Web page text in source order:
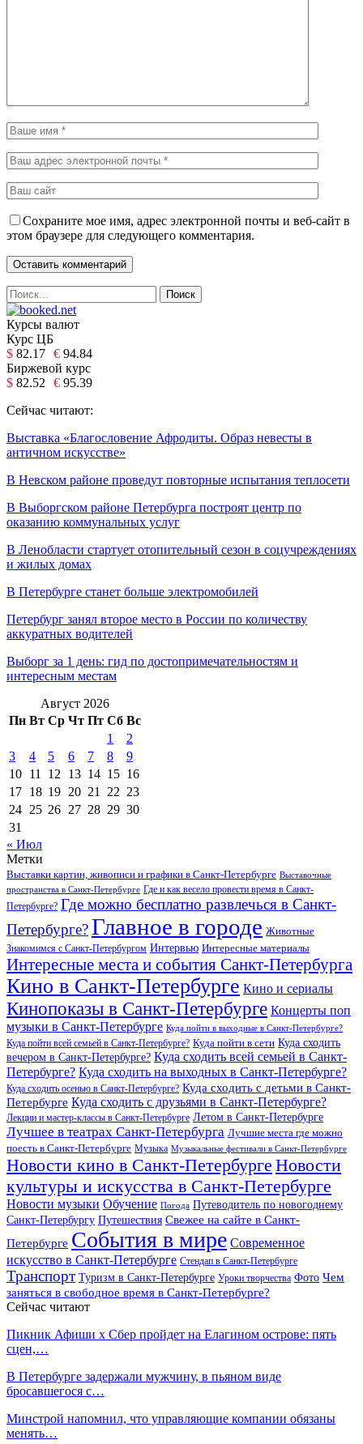
Сохраните мое имя, адрес электронной почты и веб-сайт в
этом браузере для следующего комментария.
Курсы валют
Курс ЦБ
$ 82.17 € 94.84
Биржевой курс
$ 82.52 € 95.39
Сейчас читают:
Выставка «Благословение Афродиты. Образ невесты в
античном искусстве»
В Невском районе проведут повторные испытания теплосети
В Выборгском районе Петербурга построят центр по
оказанию коммунальных услуг
В Ленобласти стартует отопительный сезон в соцучреждениях
и жилых домах
В Петербурге станет больше электромобилей
Петербург занял второе место в России по количеству
аккуратных водителей
Выборг за 1 день: гид по достопримечательностям и
интересным местам
Август 2026
Пн Вт Ср Чт Пт Сб Вс
1
2
3
4 5 6 7 8
9
10 11 12 13 14 15 16
17 18 19 20 21 22 23
24 25 26 27 28 29 30
31
« Июл
Метки
Выставки картин, живописи и графики в Санкт-Петербурге Выставочные
пространства в Санкт-Петербурге Где и как весело провести время в Санкт-
Петербурге? Где можно бесплатно развлечься в Санкт-
Петербурге?Главное в городе Животные
Знакомимся с Санкт-Петербургом Интервью Интересные материалы
Интересные места и события Санкт-Петербурга
Кино в Санкт-Петербурге Кино и сериалы
Кинопоказы в Санкт-Петербурге Концерты поп
музыки в Санкт-Петербурге Куда пойти в выходные в Санкт-Петербурге?
Куда пойти всей семьей в Санкт-Петербурге? Куда пойти в сети Куда сходить
вечером в Санкт-Петербурге? Куда сходить всей семьей в Санкт-
Петербурге? Куда сходить на выходных в Санкт-Петербурге?
Куда сходить осенью в Санкт-Петербурге? Куда сходить с детьми в Санкт-
Петербурге Куда сходить с друзьями в Санкт-Петербурге?
Лекции и мастер-классы в Санкт-Петербурге Летом в Санкт-Петербурге
Лучшее в театрах Санкт-Петербурга Лучшие места где можно
поесть в Санкт-Петербурге Музыка Музыкальные фестивали в Санкт-Петербурге
Новости кино в Санкт-Петербурге Новости
культуры и искусства в Санкт-Петербурге
Новости музыки Обучение Погода Путеводитель по новогоднему
Санкт-Петербургу Путешествия Свежее на сайте в Санкт-
Петербурге События в мире Современное
искусство в Санкт-Петербурге Стендап в Санкт-Петербурге
Транспорт Туризм в Санкт-Петербурге Уроки творчества Фото Чем
заняться в свободное время в Санкт-Петербурге?
Сейчас читают
Пикник Афиши x Сбер пройдет на Елагином острове: пять
сцен,…
В Петербурге задержали мужчину, в пьяном виде
бросавшегося с…
Минстрой напомнил, что управляющие компании обязаны
менять…